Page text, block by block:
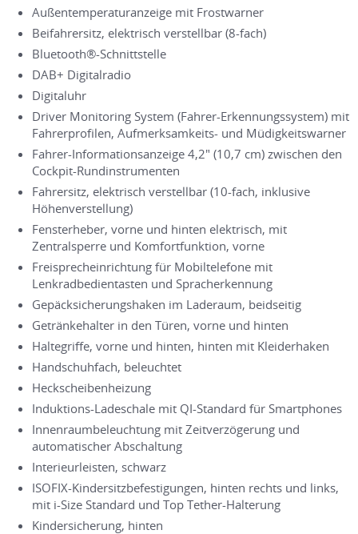
Außentemperaturanzeige mit Frostwarner
Beifahrersitz, elektrisch verstellbar (8-fach)
Bluetooth®-Schnittstelle
DAB+ Digitalradio
Digitaluhr
Driver Monitoring System (Fahrer-Erkennungssystem) mit
Fahrerprofilen, Aufmerksamkeits- und Müdigkeitswarner
Fahrer-Informationsanzeige 4,2" (10,7 cm) zwischen den
Cockpit-Rundinstrumenten
Fahrersitz, elektrisch verstellbar (10-fach, inklusive
Höhenverstellung)
Fensterheber, vorne und hinten elektrisch, mit
Zentralsperre und Komfortfunktion, vorne
Freisprecheinrichtung für Mobiltelefone mit
Lenkradbedientasten und Spracherkennung
Gepäcksicherungshaken im Laderaum, beidseitig
Getränkehalter in den Türen, vorne und hinten
Haltegriffe, vorne und hinten, hinten mit Kleiderhaken
Handschuhfach, beleuchtet
Heckscheibenheizung
Induktions-Ladeschale mit QI-Standard für Smartphones
Innenraumbeleuchtung mit Zeitverzögerung und
automatischer Abschaltung
Interieurleisten, schwarz
ISOFIX-Kindersitzbefestigungen, hinten rechts und links,
mit i-Size Standard und Top Tether-Halterung
Kindersicherung, hinten